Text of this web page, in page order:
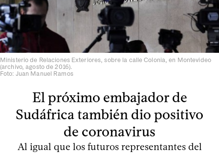
Ministerio de Relaciones Exteriores, sobre la calle Colonia, en Montevideo
(archivo, agosto de 2016).
Foto: Juan Manuel Ramos
El próximo embajador de
Sudáfrica también dio positivo
de coronavirus
Al igual que los futuros representantes del